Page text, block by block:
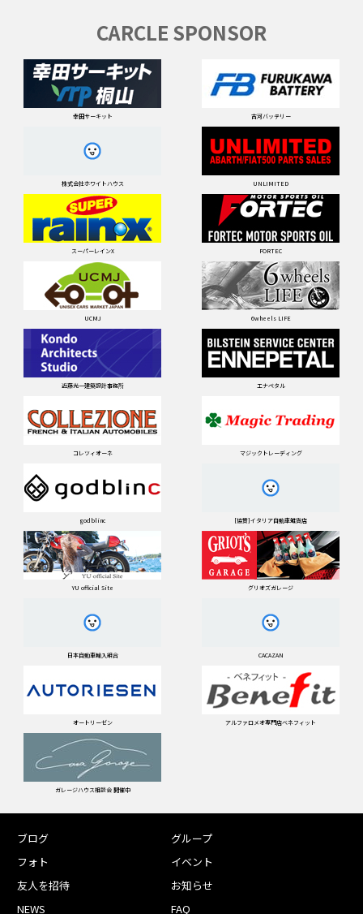
CARCLE SPONSOR
幸田サーキット 古河バッテリー
株式会社ホワイトハウス UNLIMITED
スーパーレインX FORTEC
UCMJ 6wheels LIFE
近藤光一建築設計事務所 エナペタル
コレツィオーネ マジックトレーディング
godblinc [協賛]イタリア自動車雑貨店
YU official Site グリオズガレージ
日本自動車輸入組合 CACAZAN
オートリーゼン アルファロメオ専門店ベネフィット
ガレージハウス相談会 開催中
ブログ
グループ
フォト
イベント
友人を招待
お知らせ
NEWS
FAQ